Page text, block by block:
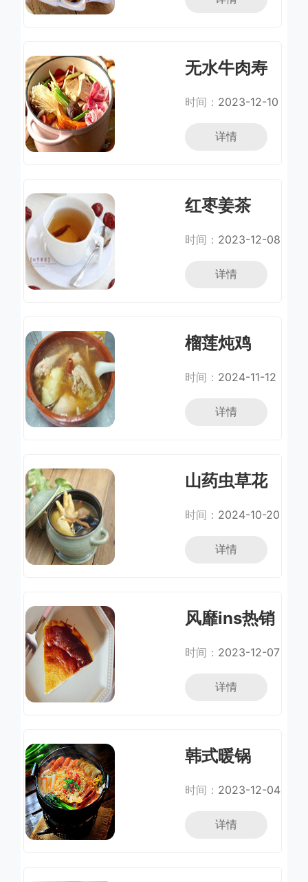
无水牛肉寿
时间： 2023-12-10
详情
红枣姜茶
时间： 2023-12-08
详情
榴莲炖鸡
时间： 2024-11-12
详情
山药虫草花
时间： 2024-10-20
详情
风靡ins热销
蛋糕
时间： 2023-12-07
详情
韩式暖锅
时间： 2023-12-04
详情